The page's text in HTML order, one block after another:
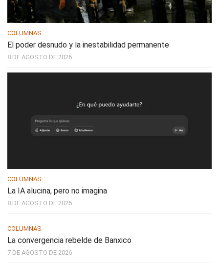
COLUMNAS
El poder desnudo y la inestabilidad permanente
8 DE AGOSTO DE 2026
COLUMNAS
La IA alucina, pero no imagina
8 DE AGOSTO DE 2026
COLUMNAS
La convergencia rebelde de Banxico
7 DE AGOSTO DE 2026